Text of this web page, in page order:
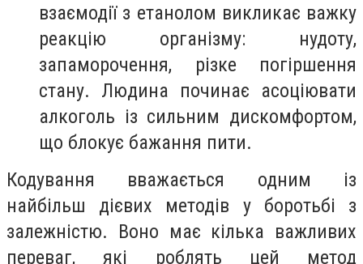
взаємодії з етанолом викликає важку
реакцію організму: нудоту,
запаморочення, різке погіршення
стану. Людина починає асоціювати
алкоголь із сильним дискомфортом,
що блокує бажання пити.
Кодування вважається одним із
найбільш дієвих методів у боротьбі з
залежністю. Воно має кілька важливих
переваг, які роблять цей метод